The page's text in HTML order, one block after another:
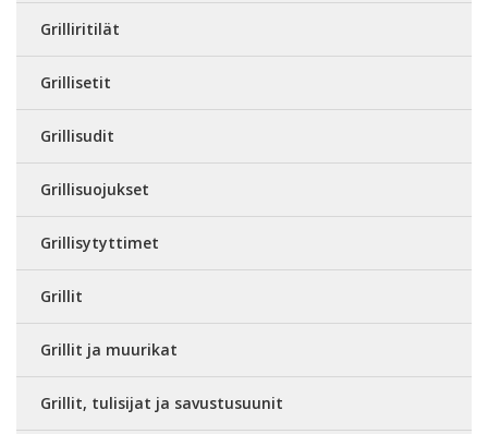
Grilliritilät
Grillisetit
Grillisudit
Grillisuojukset
Grillisytyttimet
Grillit
Grillit ja muurikat
Grillit, tulisijat ja savustusuunit